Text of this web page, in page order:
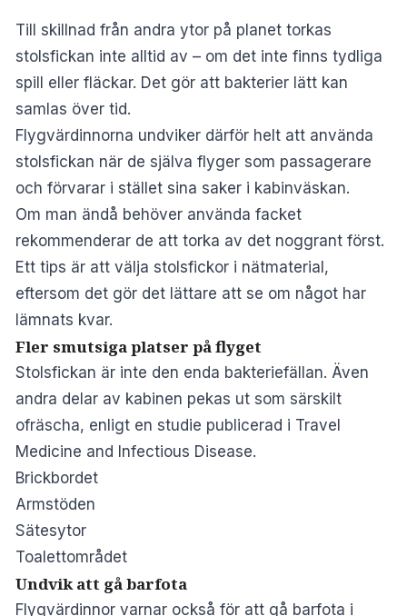
Till skillnad från andra ytor på planet torkas
stolsfickan inte alltid av – om det inte finns tydliga
spill eller fläckar. Det gör att bakterier lätt kan
samlas över tid.
Flygvärdinnorna undviker därför helt att använda
stolsfickan när de själva flyger som passagerare
och förvarar i stället sina saker i kabinväskan.
Om man ändå behöver använda facket
rekommenderar de att torka av det noggrant först.
Ett tips är att välja stolsfickor i nätmaterial,
eftersom det gör det lättare att se om något har
lämnats kvar.
Fler smutsiga platser på flyget
Stolsfickan är inte den enda bakteriefällan. Även
andra delar av kabinen pekas ut som särskilt
ofräscha, enligt en studie publicerad i Travel
Medicine and Infectious Disease.
Brickbordet
Armstöden
Sätesytor
Toalettområdet
Undvik att gå barfota
Flygvärdinnor varnar också för att gå barfota i